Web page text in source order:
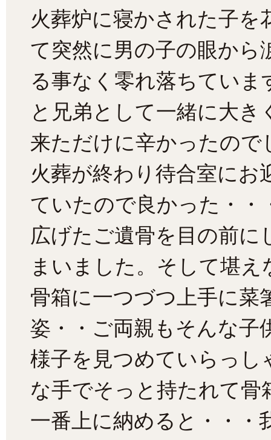
火葬炉に寝かされた子
て突然に男の子の眼から
る事なく零れ落ちてい
と兄弟として一緒に大き
来ただけに辛かったので
火葬が終わり待合室にお
ていたので良かった・・
広げたご遺骨を目の前に
まいました。そして堪え
骨箱に一つづつ上手に菜
姿・・ご両親もそんな子
様子を見つめていらっし
な手でそっと持たれて骨
一番上に納めると・・・